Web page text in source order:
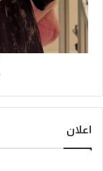
اعلان